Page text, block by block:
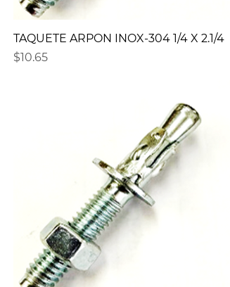
TAQUETE ARPON INOX-304 1/4 X 2.1/4
Precio
$10.65